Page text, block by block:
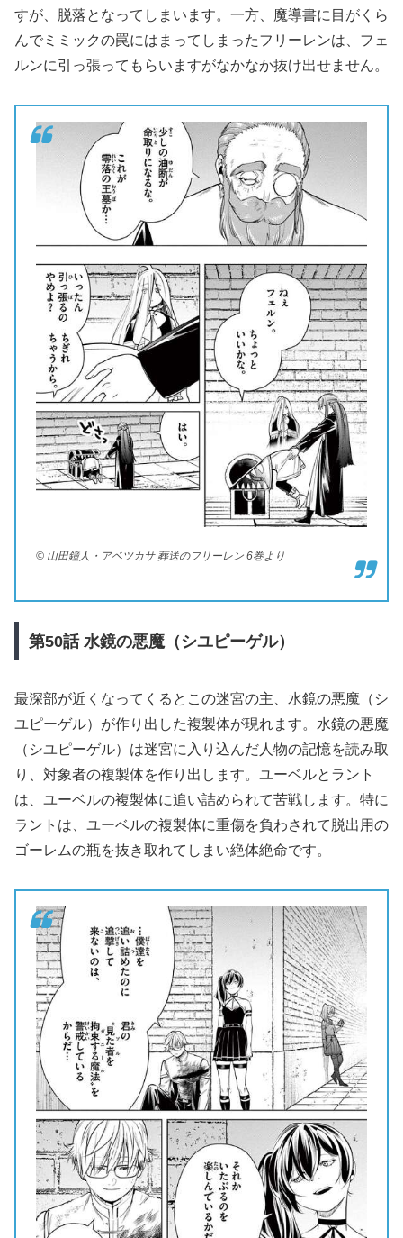
すが、脱落となってしまいます。一方、魔導書に目がくら
んでミミックの罠にはまってしまったフリーレンは、フェ
ルンに引っ張ってもらいますがなかなか抜け出せません。
© 山田鐘人・アベツカサ 葬送のフリーレン 6巻より
第50話 水鏡の悪魔（シユピーゲル）
最深部が近くなってくるとこの迷宮の主、水鏡の悪魔（シ
ユピーゲル）が作り出した複製体が現れます。水鏡の悪魔
（シユピーゲル）は迷宮に入り込んだ人物の記憶を読み取
り、対象者の複製体を作り出します。ユーベルとラント
は、ユーベルの複製体に追い詰められて苦戦します。特に
ラントは、ユーベルの複製体に重傷を負わされて脱出用の
ゴーレムの瓶を抜き取れてしまい絶体絶命です。